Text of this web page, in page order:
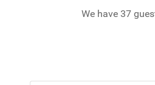
We have 37